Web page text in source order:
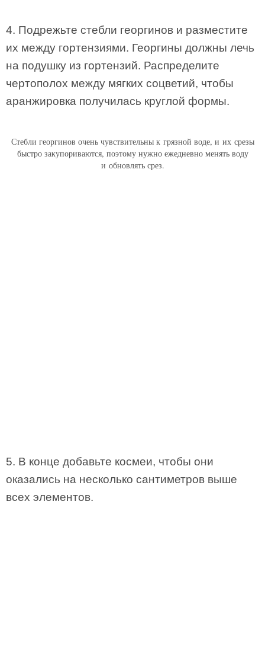
4. Подрежьте стебли георгинов и разместите
их между гортензиями. Георгины должны лечь
на подушку из гортензий. Распределите
чертополох между мягких соцветий, чтобы
аранжировка получилась круглой формы.
Стебли георгинов очень чувствительны к грязной воде, и их срезы
быстро закупориваются, поэтому нужно ежедневно менять воду
и обновлять срез.
5. В конце добавьте космеи, чтобы они
оказались на несколько сантиметров выше
всех элементов.